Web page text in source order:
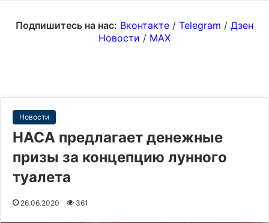
Подпишитесь на нас: Вконтакте / Telegram / Дзен
Новости / MAX